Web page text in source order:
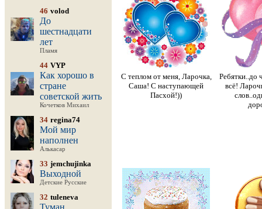
46 volod
До
шестнадцати
лет
Пламя
44 VYP
Как хорошо в
стране
советской жить
Кочетков Михаил
34 regina74
Мой мир
наполнен
Алькасар
33 jemchujinka
Выходной
Детские Русские
32 tuleneva
Туман
С теплом от меня, Ларочка,
Саша! С наступающей
Пасхой!))
Ребятки..до
всё!